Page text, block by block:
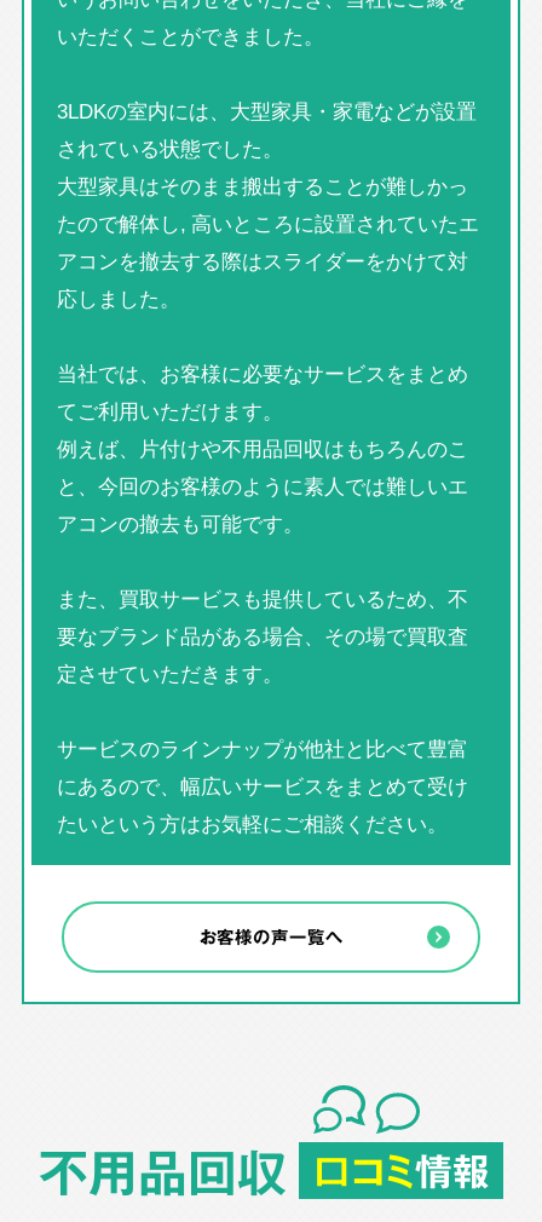
いただくことができました。
3LDKの室内には、大型家具・家電などが設置
されている状態でした。
大型家具はそのまま搬出することが難しかっ
たので解体し, 高いところに設置されていたエ
アコンを撤去する際はスライダーをかけて対
応しました。
当社では、お客様に必要なサービスをまとめ
てご利用いただけます。
例えば、片付けや不用品回収はもちろんのこ
と、今回のお客様のように素人では難しいエ
アコンの撤去も可能です。
また、買取サービスも提供しているため、不
要なブランド品がある場合、その場で買取査
定させていただきます。
サービスのラインナップが他社と比べて豊富
にあるので、幅広いサービスをまとめて受け
たいという方はお気軽にご相談ください。
お客様の声一覧へ
不用品回収 口コミ情報